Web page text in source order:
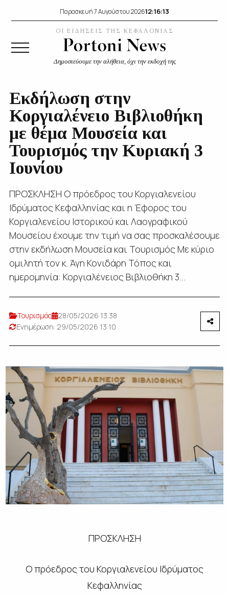
Παρασκευή 7 Αυγούστου 202612:16:14
ΟΙ ΕΙΔΗΣΕΙΣ ΤΗΣ ΚΕΦΑΛΟΝΙΑΣ
Δημοσιεύουμε την αλήθεια, όχι την εκδοχή της
Εκδήλωση στην
Κοργιαλένειο Βιβλιοθήκη
με θέμα Μουσεία και
Τουρισμός την Κυριακή 3
Ιουνίου
ΠΡΟΣΚΛΗΣΗ Ο πρόεδρος του Κοργιαλενείου
Ιδρύματος Κεφαλληνίας και η Έφορος του
Κοργιαλενείου Ιστορικού και Λαογραφικού
Μουσείου έχουμε την τιμή να σας προσκαλέσουμε
στην εκδήλωση Μουσεία και Τουρισμός Με κύριο
ομιλητή τον κ. Άγη Κονιδάρη Τόπος και
ημερομηνία: Κοργιαλένειος Βιβλιοθήκη 3...
Τουρισμός
28/05/2026 13:38
Ενημέρωση: 29/05/2026 13:10
ΠΡΟΣΚΛΗΣΗ
Ο πρόεδρος του Κοργιαλενείου Ιδρύματος
Κεφαλληνίας